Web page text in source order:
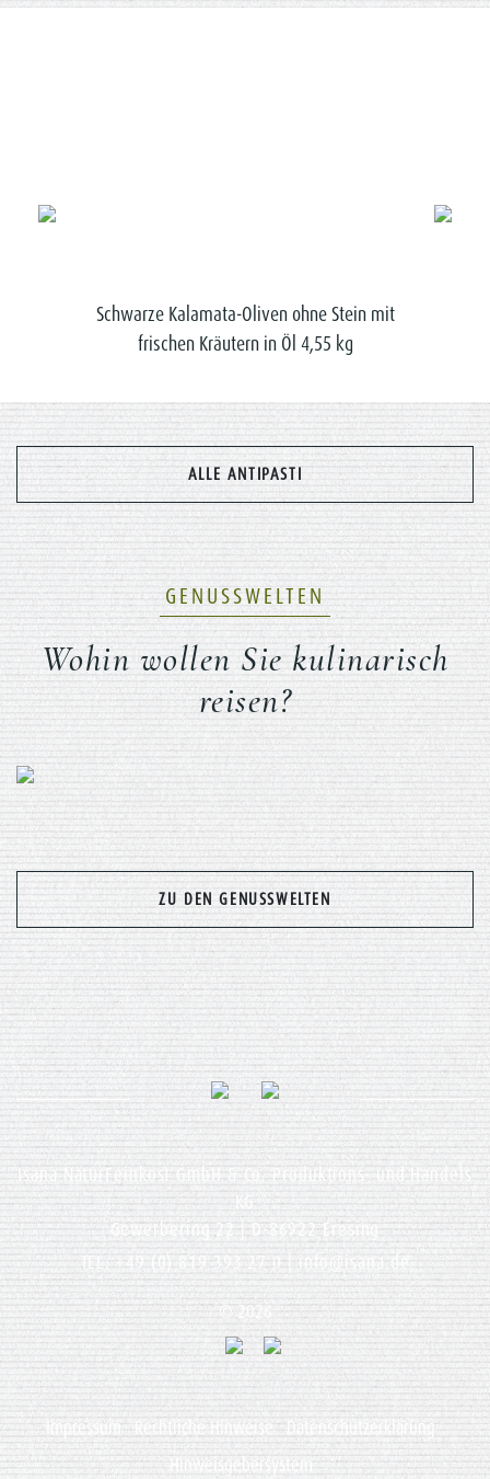
Schwarze Kalamata-Oliven ohne Stein mit
frischen Kräutern in Öl 4,55 kg
ALLE ANTIPASTI
GENUSSWELTEN
Wohin wollen Sie kulinarisch
reisen?
Previous Next
ZU DEN GENUSSWELTEN
Isana NaturFeinkost GmbH & Co. Produktions- und Handels
KG
Gewerbering 22 | D-86922 Eresing
TEL: +49 (0) 819 393 27 0 | info@isana.de
© 2026
Impressum Rechtliche Hinweise
Datenschutzerklärung
Hinweisgebersystem